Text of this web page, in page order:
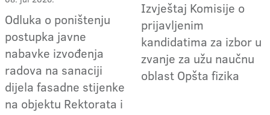
Odluka o poništenju
postupka javne
nabavke izvođenja
radova na sanaciji
dijela fasadne stijenke
na objektu Rektorata i
Izvještaj Komisije o
prijavljenim
kandidatima za izbor u
zvanje za užu naučnu
oblast Opšta fizika